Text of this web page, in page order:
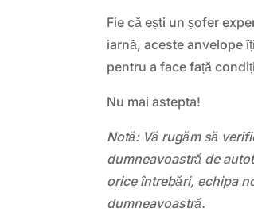
Fie că ești un șofer
iarnă, aceste anvelope
pentru a face față
Nu mai astepta!
Notă: Vă rugăm să
dumneavoastră de
orice întrebări, echipa
dumneavoastră.